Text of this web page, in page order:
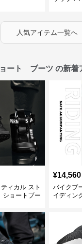
人気アイテム一覧へ
ート ブーツ の新着
ィカル スト
ショートブー
¥14,560
バイクブ
イディン